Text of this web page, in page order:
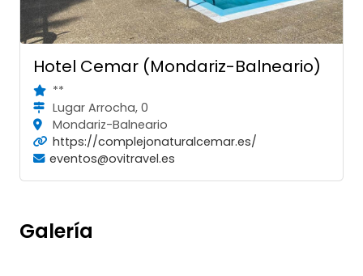
Hotel Cemar (Mondariz-Balneario)
**
Lugar Arrocha, 0
Mondariz-Balneario
https://complejonaturalcemar.es/
eventos@ovitravel.es
Galería